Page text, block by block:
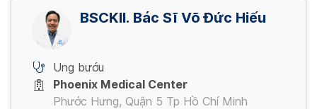
BSCKII. Bác Sĩ Võ Đức Hiếu
Ung bướu
Phoenix Medical Center
Phước Hưng, Quận 5 Tp Hồ Chí Minh